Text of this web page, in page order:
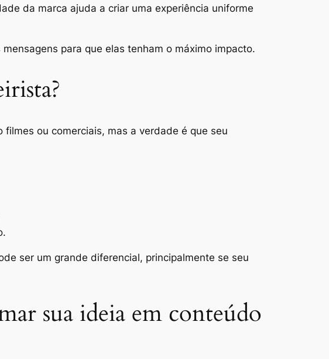
da marca ajuda a criar uma experiência uniforme
para que elas tenham o máximo impacto.
ou comerciais, mas a verdade é que seu
ser um grande diferencial, principalmente se seu
sua ideia em conteúdo